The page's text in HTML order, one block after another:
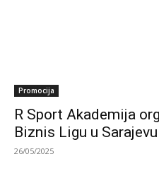
Promocija
R Sport Akademija
Biznis Ligu u Sarajevu
26/05/2025